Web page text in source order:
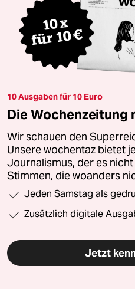
10 Ausgaben für 10 Euro
Die Wochenzeitung
Wir schauen den
Unsere wochentaz bietet
Journalismus, der es
Stimmen, die woanders
Jeden Samstag als
Zusätzlich digitale
Jetzt